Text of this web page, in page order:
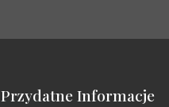
Przydatne Informacje